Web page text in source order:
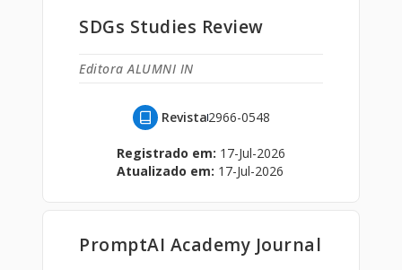
SDGs Studies Review
Editora ALUMNI IN
Revista2966-0548
Registrado em: 17-Jul-2026
Atualizado em: 17-Jul-2026
PromptAI Academy Journal